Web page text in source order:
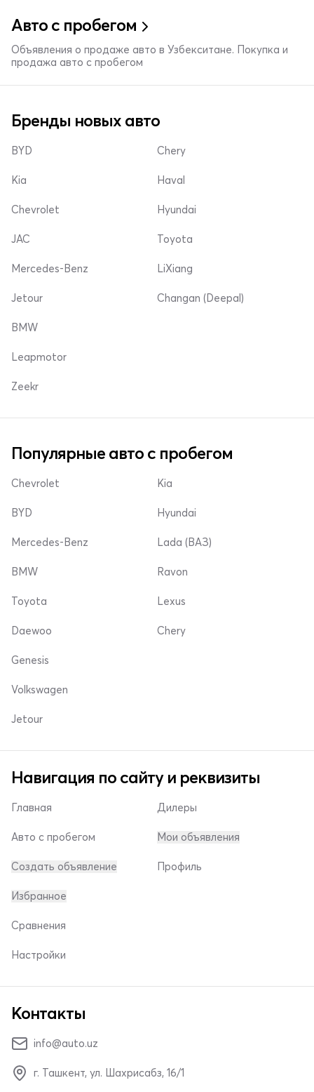
Авто с пробегом
Объявления о продаже авто в Узбекситане. Покупка и
продажа авто с пробегом
Бренды новых авто
BYD
Kia
Chevrolet
Chery
Haval
Hyundai
JAC
Mercedes-Benz
Jetour
Toyota
LiXiang
Changan (Deepal)
BMW
Leapmotor
Zeekr
Популярные авто с пробегом
Chevrolet
BYD
Mercedes-Benz
Kia
Hyundai
Lada (ВАЗ)
BMW
Toyota
Daewoo
Ravon
Lexus
Chery
Genesis
Volkswagen
Jetour
Навигация по сайту и реквизиты
Главная
Авто с пробегом
Создать объявление
Дилеры
Мои объявления
Профиль
Избранное
Сравнения
Настройки
Контакты
info@auto.uz
г. Ташкент, ул. Шахрисабз, 16/1